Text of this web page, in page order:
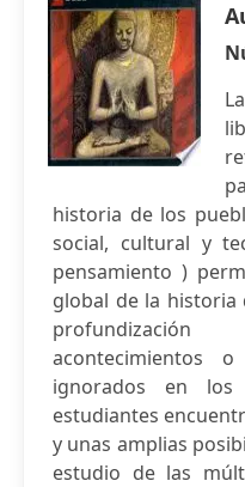
historia de los
social, cultural y
pensamiento )
global de la historia
profundización
acontecimientos
ignorados en
estudiantes
y unas amplias
estudio de las